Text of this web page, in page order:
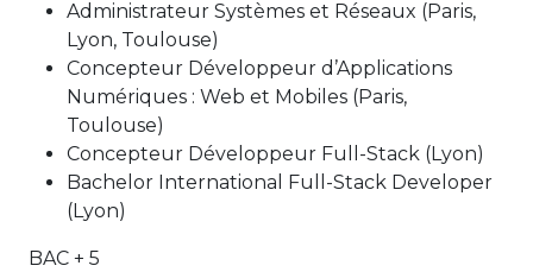
Administrateur Systèmes et Réseaux (Paris,
Lyon, Toulouse)
Concepteur Développeur d’Applications
Numériques : Web et Mobiles (Paris,
Toulouse)
Concepteur Développeur Full-Stack (Lyon)
Bachelor International Full-Stack Developer
(Lyon)
BAC + 5